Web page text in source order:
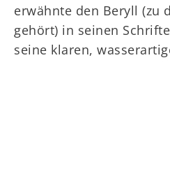
erwähnte den Beryll (zu
gehört) in seinen
seine klaren,